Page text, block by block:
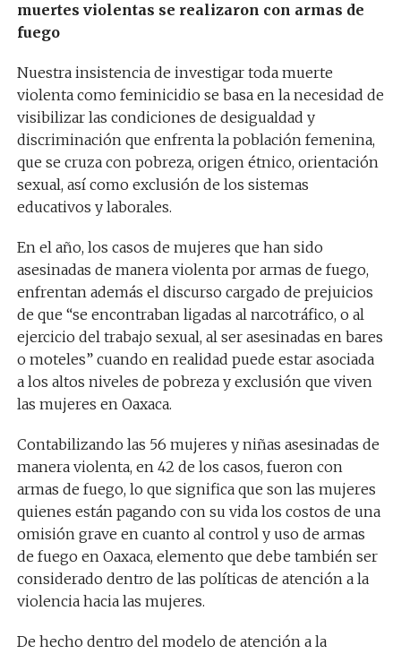
muertes violentas se realizaron con armas de
fuego
Nuestra insistencia de investigar toda muerte
violenta como feminicidio se basa en la necesidad de
visibilizar las condiciones de desigualdad y
discriminación que enfrenta la población femenina,
que se cruza con pobreza, origen étnico, orientación
sexual, así como exclusión de los sistemas
educativos y laborales.
En el año, los casos de mujeres que han sido
asesinadas de manera violenta por armas de fuego,
enfrentan además el discurso cargado de prejuicios
de que “se encontraban ligadas al narcotráfico, o al
ejercicio del trabajo sexual, al ser asesinadas en bares
o moteles” cuando en realidad puede estar asociada
a los altos niveles de pobreza y exclusión que viven
las mujeres en Oaxaca.
Contabilizando las 56 mujeres y niñas asesinadas de
manera violenta, en 42 de los casos, fueron con
armas de fuego, lo que significa que son las mujeres
quienes están pagando con su vida los costos de una
omisión grave en cuanto al control y uso de armas
de fuego en Oaxaca, elemento que debe también ser
considerado dentro de las políticas de atención a la
violencia hacia las mujeres.
De hecho dentro del modelo de atención a la